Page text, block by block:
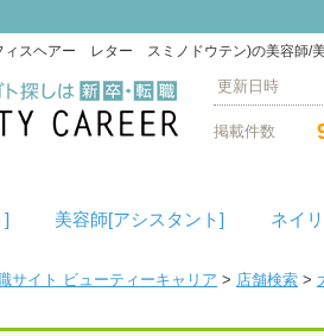
ィスヘアー レター スミノドウテン)の美容師/
更新日時
掲載件数
美容師[アシスタント] ネイ
サイト ビューティーキャリア > 店舗検索 >